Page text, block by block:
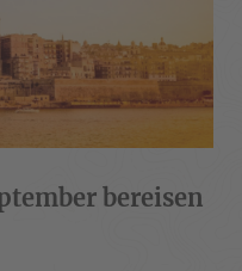
bereisen